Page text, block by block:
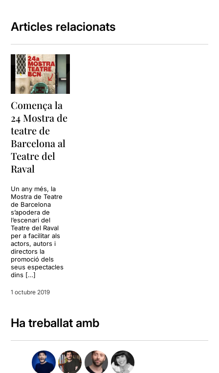
Articles relacionats
Comença la
24 Mostra de
teatre de
Barcelona al
Teatre del
Raval
Un any més, la
Mostra de Teatre
de Barcelona
s’apodera de
l’escenari del
Teatre del Raval
per a facilitar als
actors, autors i
directors la
promoció dels
seus espectacles
dins […]
1 octubre 2019
Ha treballat amb